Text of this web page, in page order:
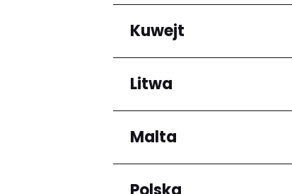
Andalucía
Regiony
Almaty Region
Kuwejt
Regiony
Mubarak al-Kabir
Litwa
Regiony
Okręg kłajpedzki
Panevėžio apskritis
Malta
Regiony